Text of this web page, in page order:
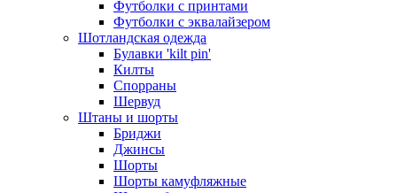
Футболки с принтами
Футболки с эквалайзером
Шотландская одежда
Булавки 'kilt pin'
Килты
Спорраны
Шервуд
Штаны и шорты
Бриджи
Джинсы
Шорты
Шорты камуфляжные